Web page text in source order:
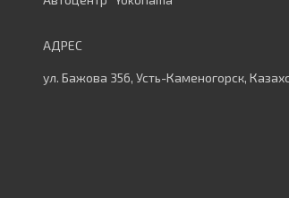
ул. Бажова 356, Усть-Каменогорск,